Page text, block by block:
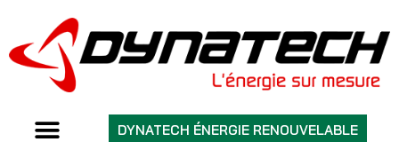
DYNATECH ÉNERGIE RENOUVELABLE